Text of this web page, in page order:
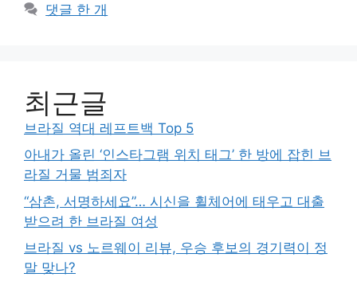
댓글 한 개
최근글
브라질 역대 레프트백 Top 5
아내가 올린 ‘인스타그램 위치 태그’ 한 방에 잡힌 브
라질 거물 범죄자
“삼촌, 서명하세요”… 시신을 휠체어에 태우고 대출
받으려 한 브라질 여성
브라질 vs 노르웨이 리뷰, 우승 후보의 경기력이 정
말 맞나?